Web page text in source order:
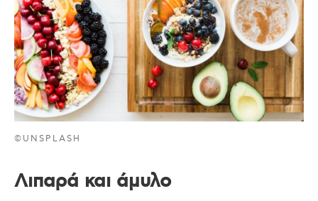
©UNSPLASH
Λιπαρά και άμυλο